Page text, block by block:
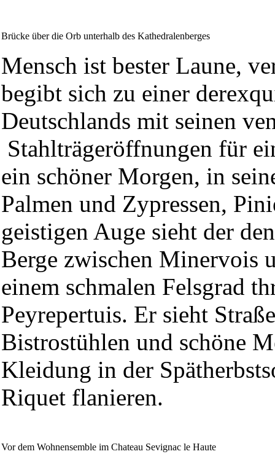
Brücke über die Orb unterhalb des Kathedralenberges
Mensch ist bester Laune,
begibt sich zu einer
Deutschlands mit seinen
Stahlträgeröffnungen für
ein schöner Morgen, in
Palmen und Zypressen,
geistigen Auge sieht der
Berge zwischen Minervois
einem schmalen Felsgrad
Peyrepertuis. Er sieht
Bistrostühlen und schöne
Kleidung in der
Riquet flanieren.
Vor dem Wohnensemble im Chateau Sevignac le Haute